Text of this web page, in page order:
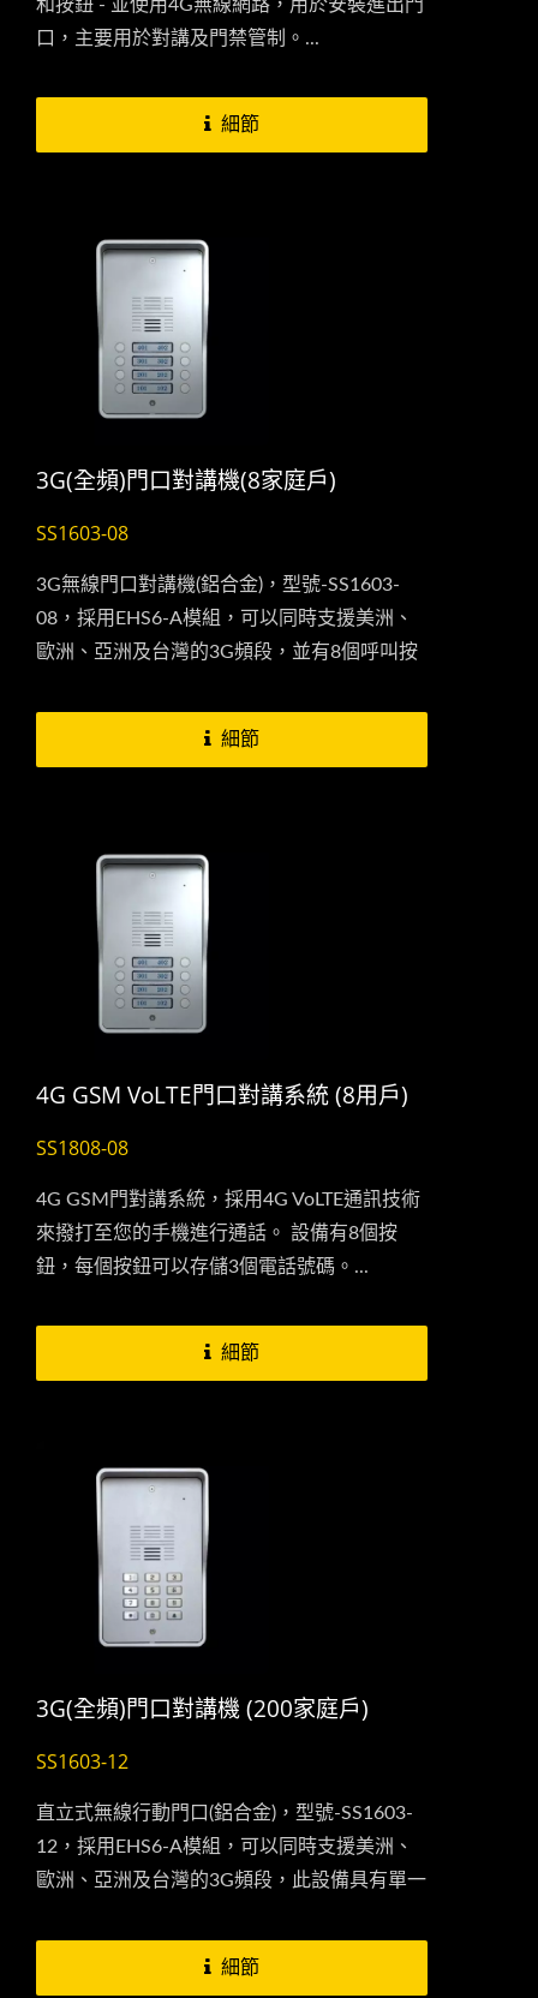
和按鈕 - 並使用4G無線網路，用於安裝進出門
口，主要用於對講及門禁管制。...
細節
3G(全頻)門口對講機(8家庭戶)
SS1603-08
3G無線門口對講機(鋁合金)，型號-SS1603-
08，採用EHS6-A模組，可以同時支援美洲、
歐洲、亞洲及台灣的3G頻段，並有8個呼叫按
使用，當來訪者按下此設備的門口鍵時，它即
會透過SIM卡來撥打來通知您指定的用戶的電
手機上的...
細節
4G GSM VoLTE門口對講系統 (8用戶)
SS1808-08
4G GSM門對講系統，採用4G VoLTE通訊技術
來撥打至您的手機進行通話。 設備有8個按
鈕，每個按鈕可以存儲3個電話號碼。...
細節
3G(全頻)門口對講機 (200家庭戶)
SS1603-12
直立式無線行動門口(鋁合金)，型號-SS1603-
12，採用EHS6-A模組，可以同時支援美洲、
歐洲、亞洲及台灣的3G頻段，此設備具有單一
下，數字按鍵板為輸入密碼開門使用.
細節